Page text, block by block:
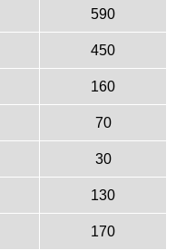
590
450
160
70
30
130
170